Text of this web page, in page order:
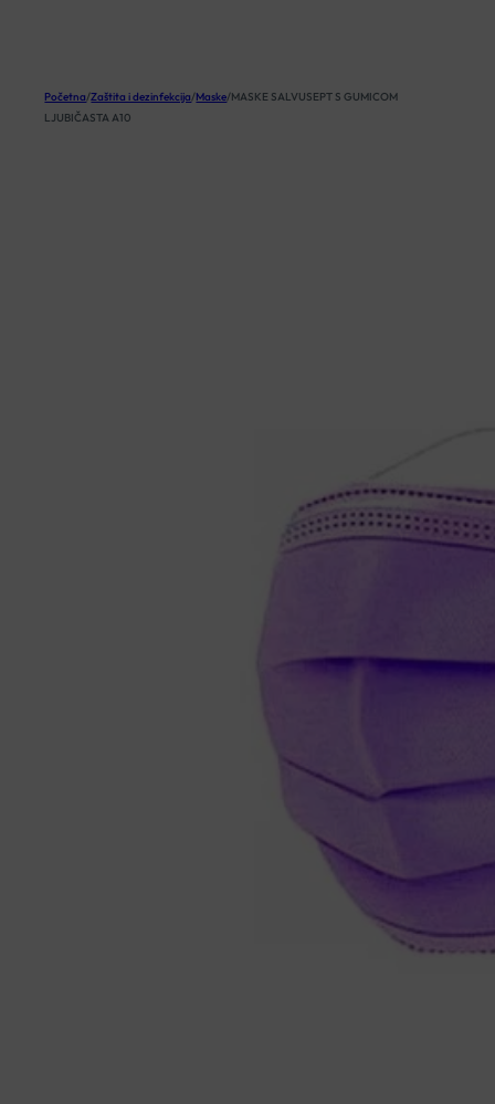
Početna/Zaštita i dezinfekcija/Maske/MASKE SALVUSEPT S GUMICOM
LJUBIČASTA A10